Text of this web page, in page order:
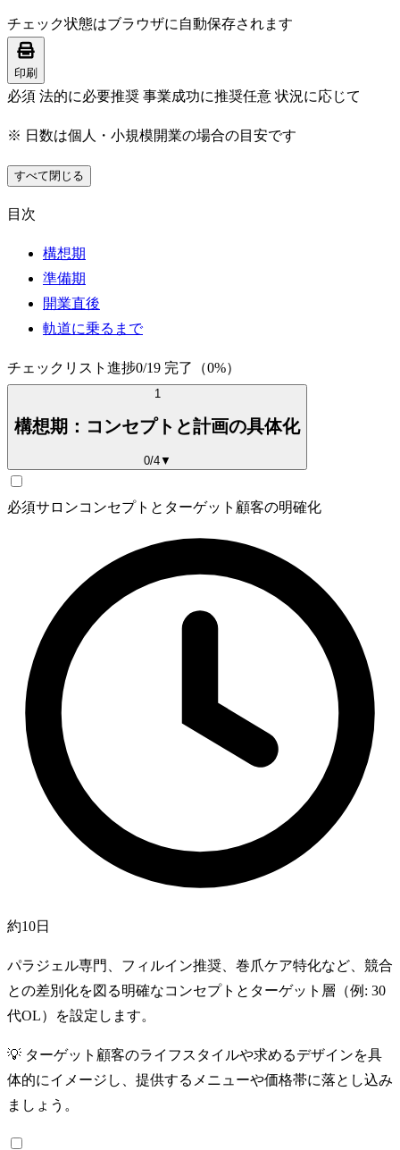
チェック状態はブラウザに自動保存されます
印刷
必須 法的に必要推奨 事業成功に推奨任意 状況に応じて
※ 日数は個人・小規模開業の場合の目安です
すべて閉じる
目次
構想期
準備期
開業直後
軌道に乗るまで
チェックリスト 進捗0/19 完了（0%）
1
構想期：コンセプトと計画の具体化
0/4▼
必須サロンコンセプトとターゲット顧客の明確化
約10日
パラジェル専門、フィルイン推奨、巻爪ケア特化など、競合
との差別化を図る明確なコンセプトとターゲット層（例: 30
代OL）を設定します。
💡 ターゲット顧客のライフスタイルや求めるデザインを具
体的にイメージし、提供するメニューや価格帯に落とし込み
ましょう。